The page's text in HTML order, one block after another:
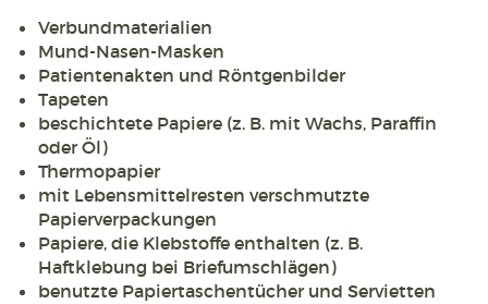
Verbundmaterialien
Mund-Nasen-Masken
Patientenakten und Röntgenbilder
Tapeten
beschichtete Papiere (z. B. mit Wachs, Paraffin
oder Öl)
Thermopapier
mit Lebensmittelresten verschmutzte
Papierverpackungen
Papiere, die Klebstoffe enthalten (z. B.
Haftklebung bei Briefumschlägen)
benutzte Papiertaschentücher und Servietten